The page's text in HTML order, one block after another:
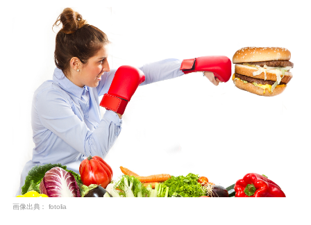
画像出典： fotolia